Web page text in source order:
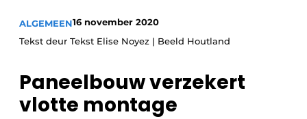
ALGEMEEN16 november 2020
Tekst deur Tekst Elise Noyez | Beeld Houtland
Paneelbouw verzekert
vlotte montage